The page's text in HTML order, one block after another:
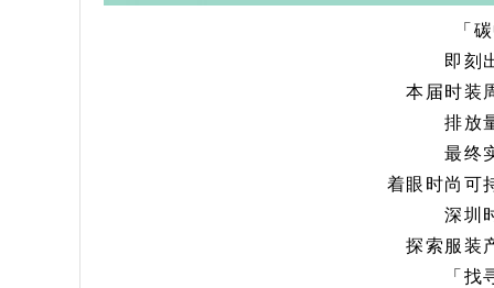
「
即刻
本届时装
排放
最终
着眼时尚可
深圳
探索服装
「